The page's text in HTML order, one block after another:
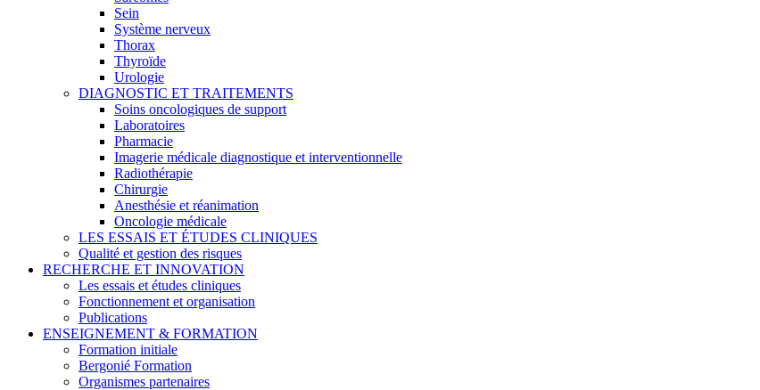
Sein
Système nerveux
Thorax
Thyroïde
Urologie
DIAGNOSTIC ET TRAITEMENTS
Soins oncologiques de support
Laboratoires
Pharmacie
Imagerie médicale diagnostique et interventionnelle
Radiothérapie
Chirurgie
Anesthésie et réanimation
Oncologie médicale
LES ESSAIS ET ÉTUDES CLINIQUES
Qualité et gestion des risques
RECHERCHE ET INNOVATION
Les essais et études cliniques
Fonctionnement et organisation
Publications
ENSEIGNEMENT & FORMATION
Formation initiale
Bergonié Formation
Organismes partenaires